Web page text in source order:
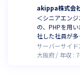
akippa株式会
＜シニアエン
の、PHPを用
社した社員が
サーバーサイ
大阪府
年収 :